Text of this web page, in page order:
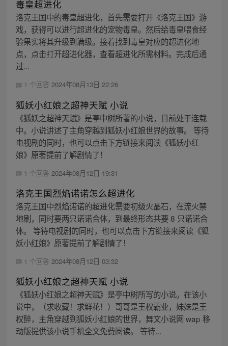
毒皇超进化
洛克王国中的毒皇超进化，首先需要打开《洛克王国》游
戏，获得可以进行超进化的宠物毒皇。然后给毒皇喂食经
验果实将其升级到满级。接着找到毒皇对应的超进化地
点，点击打开超进化器，查看超进化所需材料。完成后通
过...
1 个回答 2024年08月13日 22:26
狐妖小红娘之超神天赋 小说
《狐妖之超神天赋》是亭中树所著的小说，目前处于连载
中。小说讲述了主角穿越到狐妖小红娘世界的故事。 等待
电视剧的同时，也可以点击下方链接来阅读《狐妖小红
娘》原著提前了解剧情了！
1 个回答 2024年08月12日 19:31
洛克王国烈焰诺诺怎么超进化
洛克王国中烈焰诺诺的超进化需要初级火晶石，在流火禁
地刷，同时要两只诺诺合体，到最终形态共要 8 只诺诺合
体。 等待电视剧的同时，也可以点击下方链接来阅读《狐
妖小红娘》原著提前了解剧情了！
1 个回答 2024年08月12日 03:32
狐妖小红娘之超神天赋 小说
《狐妖小红娘之超神天赋》是亭中树所写的小说。在该小
说中，（求收藏！求鲜花！）哥哥是王权霸业，妹妹是王
权醉，主角穿越到狐妖小红娘的世界，舞文小说网 wap 移
动版提供该小说手机全文免费阅读。 等待...